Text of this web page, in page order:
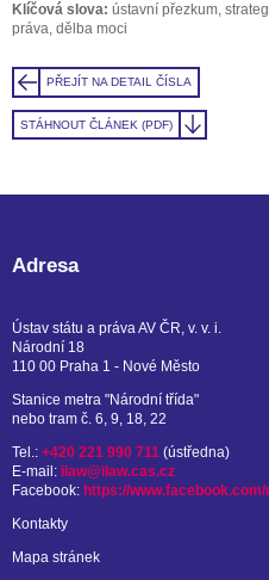
Klíčová slova: ústavní přezkum,
práva, dělba moci
PŘEJÍT NA DETAIL ČÍSLA
STÁHNOUT ČLÁNEK (PDF)
Adresa
Ústav státu a práva AV ČR, v. v. i.
Národní 18
110 00 Praha 1 - Nové Město
Stanice metra "Národní třída"
nebo tram č. 6, 9, 18, 22
Tel.: +420 221 990 711 (ústředna)
E-mail: ilaw@ilaw.cas.cz
Facebook: https://
Kontakty
Mapa stránek